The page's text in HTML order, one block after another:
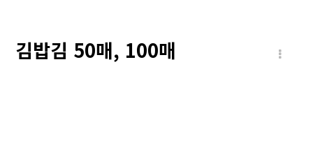
김밥김 50매, 100매